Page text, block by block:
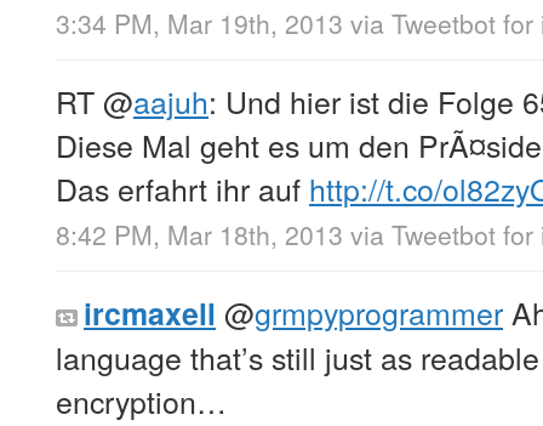
3:34 PM, Mar 19th, 2013 via Tweetbot for
RT@aajuh: Und hier ist die Folge
Diese Mal geht es um den
Das erfahrt ihr auf http://t.co/
8:42 PM, Mar 18th, 2013 via Tweetbot for
ircmaxell @grmpyprogrammer
language that’s still just as
encryption…